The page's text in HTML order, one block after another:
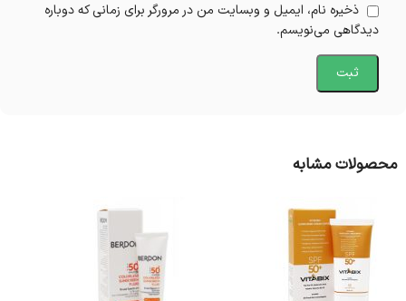
ذخیره نام، ایمیل و وبسایت من در مرورگر برای زمانی که دوباره
دیدگاهی می‌نویسم.
محصولات مشابه